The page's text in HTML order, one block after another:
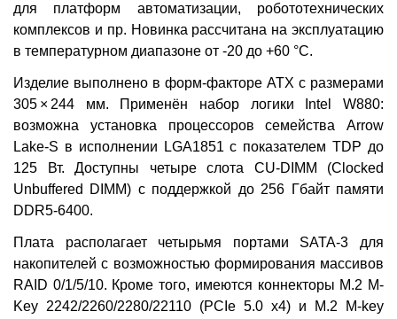
для платформ автоматизации, робототехнических
комплексов и пр. Новинка рассчитана на эксплуатацию
в температурном диапазоне от -20 до +60 °С.
Изделие выполнено в форм-факторе АТХ с размерами
305 × 244 мм. Применён набор логики Intel W880:
возможна установка процессоров семейства Arrow
Lake-S в исполнении LGA1851 с показателем TDP до
125 Вт. Доступны четыре слота CU-DIMM (Clocked
Unbuffered DIMM) с поддержкой до 256 Гбайт памяти
DDR5-6400.
Плата располагает четырьмя портами SATA-3 для
накопителей с возможностью формирования массивов
RAID 0/1/5/10. Кроме того, имеются коннекторы М.2 M-
Key 2242/2260/2280/22110 (PCIe 5.0 x4) и М.2 M-key